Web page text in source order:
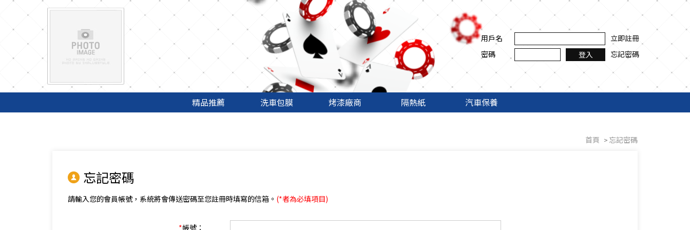
車用精品-輪胎-隔熱紙-烤漆廠商-洗車包膜廠商，應有盡有超好買
用戶名
立即註冊
密碼
登入 忘記密碼
精品推薦 洗車包膜 烤漆廠商 隔熱紙 汽車保養
首頁 忘記密碼
忘記密碼
請輸入您的會員帳號，系統將會傳送密碼至您註冊時填寫的信箱。 (*者為必填項目)
*帳號：